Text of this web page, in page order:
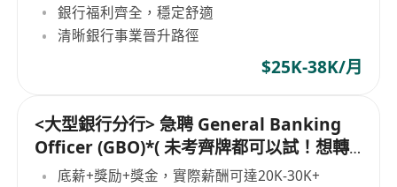
銀行福利齊全，穩定舒適
清晰銀行事業晉升路徑
$25K-38K/月
<大型銀行分行> 急聘 General Banking
Officer (GBO)*( 未考齊牌都可以試！想轉
型跑數必看)
底薪+獎励+獎金，實際薪酬可達20K-30K+